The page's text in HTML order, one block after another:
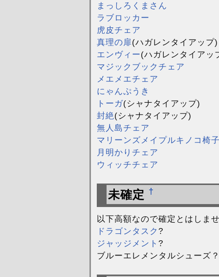
まっしろくまさん
ラブロッカー
虎皮チェア
真理の扉(ハガレンタイアップ)
エンヴィー(ハガレンタイアッ
マジックブックチェア
メエメエチェア
にゃんぷうき
トーガ(シャナタイアップ)
封絶(シャナタイアップ)
無人島チェア
マリーンズメイプルキノコ椅
月明かりチェア
ウィッチチェア
未確定 †
以下高額なので確定とはしま
ドラゴンタスク ?
ジャッジメント ?
ブルーエレメンタルシューズ